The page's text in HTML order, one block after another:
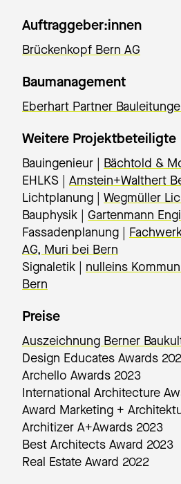
Auftraggeber:innen
Brückenkopf Bern AG
Baumanagement
Eberhart Partner
Weitere Projektbeteiligte
Bauingenieur | Bächtold &
EHLKS | Amstein+Walthert
Lichtplanung | Wegmüller
Bauphysik | Gartenmann
Fassadenplanung |
AG, Muri bei Bern
Signaletik | nulleins
Bern
Preise
Auszeichnung Berner
Design Educates Awards
Archello Awards 2023
International Architecture
Award Marketing +
Architizer A+Awards 2023
Best Architects Award 2023
Real Estate Award 2022